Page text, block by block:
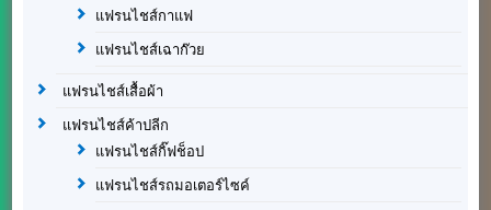
แฟรนไชส์กาแฟ
แฟรนไชส์เฉาก๊วย
แฟรนไชส์เสื้อผ้า
แฟรนไชส์ค้าปลีก
แฟรนไชส์กิ๊ฟช็อป
แฟรนไชส์รถมอเตอร์ไซค์